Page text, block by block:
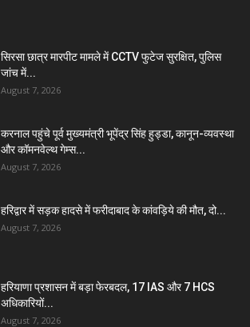
सिरसा छात्र मारपीट मामले में CCTV फुटेज सुरक्षित, पुलिस
जांच में...
August 7, 2026
करनाल पहुंचे पूर्व मुख्यमंत्री भूपेंद्र सिंह हुड्डा, कानून-व्यवस्था
और कॉमनवेल्थ गेम्स...
August 7, 2026
हरिद्वार में सड़क हादसे में फरीदाबाद के कांवड़िये की मौत, दो...
August 7, 2026
हरियाणा प्रशासन में बड़ा फेरबदल, 17 IAS और 7 HCS
अधिकारियों...
August 7, 2026